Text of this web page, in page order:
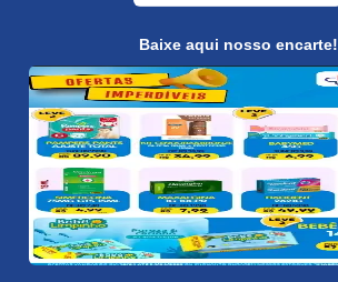
Baixe aqui nosso encarte!